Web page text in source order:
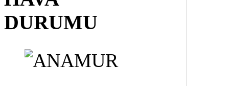
DURUMU